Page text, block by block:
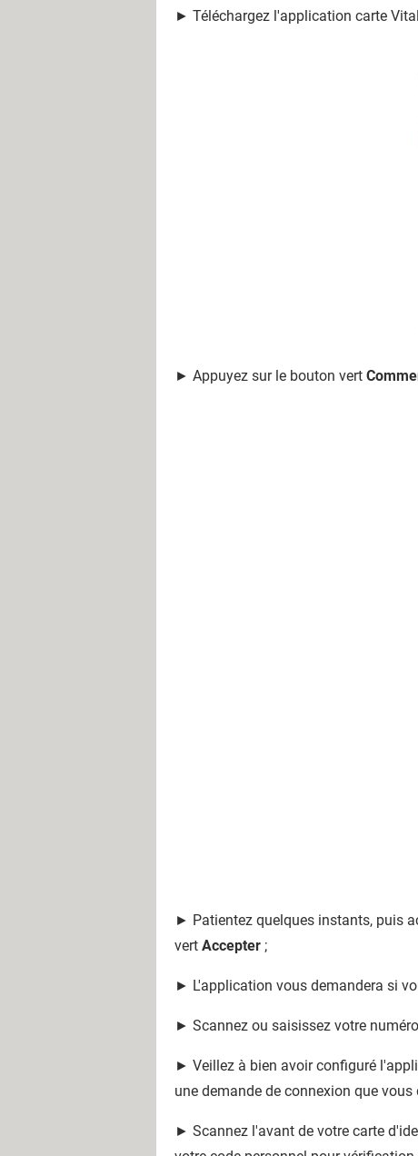
► Téléchargez l'application carte
► Appuyez sur le bouton vert
► Patientez quelques instants, puis
vert Accepter ;
► L'application vous demandera si
► Scannez ou saisissez votre
► Veillez à bien avoir configuré
une demande de connexion que vous
► Scannez l'avant de votre carte